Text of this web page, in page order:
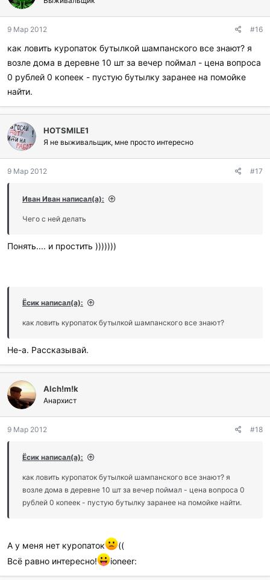
9 Мар 2012 #16
как ловить куропаток бутылкой шампанского все знают? я
возле дома в деревне 10 шт за вечер поймал - цена вопроса
0 рублей 0 копеек - пустую бутылку заранее на помойке
найти.
HOTSMILE1
Я не выживальщик, мне просто интересно
9 Мар 2012 #17
Иван Иван написал(а):
Чего с ней делать
Понять.... и простить )))))))
Ёсик написал(а):
как ловить куропаток бутылкой шампанского все знают?
Не-а. Рассказывай.
Alch!m!k
Анархист
9 Мар 2012 #18
Ёсик написал(а):
как ловить куропаток бутылкой шампанского все знают? я
возле дома в деревне 10 шт за вечер поймал - цена вопроса 0
рублей 0 копеек - пустую бутылку заранее на помойке найти.
А у меня нет куропаток
((
Всё равно интересно!
ioneer: